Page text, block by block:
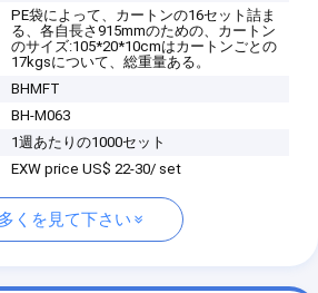
PE袋によって、カートンの16セット詰ま
る、各自長さ915mmのための、カートン
のサイズ:105*20*10cmはカートンごとの
17kgsについて、総重量ある。
BHMFT
BH-M063
1週あたりの1000セット
EXW price US$ 22-30/ set
多くを見て下さい